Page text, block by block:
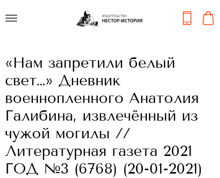
«Нам запретили белый
свет…» Дневник
военнопленного Анатолия
Галибина, извлечённый из
чужой могилы //
Литературная газета 2021
ГОД №3 (6768) (20-01-2021)